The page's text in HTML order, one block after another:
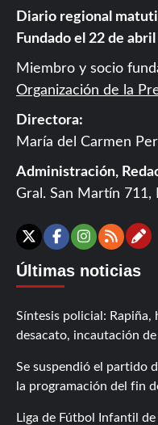
Diario regional
Fundado el 22 de
Miembro y socio
Organización de la
Directora:
María del Carmen
Administración,
Gral. San Martín 711,
X Facebook
RSS
Últimas noticias
Síntesis policial:
desacato, incautación de
Se suspendió el partido
la programación del fin
Liga de Fútbol Infantil